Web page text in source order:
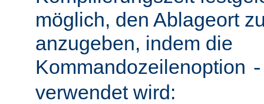
möglich, den Ablageort
anzugeben, indem die
Kommandozeilenoption
verwendet wird: